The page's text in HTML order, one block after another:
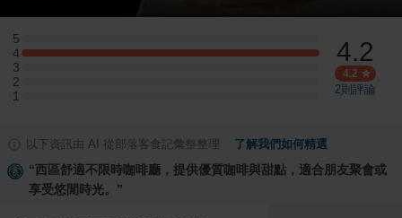
5
5 星：0 則評論
4
4 星：2 則評論
3
3 星：0 則評論
2
2 星：0 則評論
1
1 星：0 則評論
4.2
4.2
2則評論
以下資訊由 AI 從部落客食記彙整整理 了解我們如何精選
“西區舒適不限時咖啡廳，提供優質咖啡與甜點，適合朋友聚會或
享受悠閒時光。 ”